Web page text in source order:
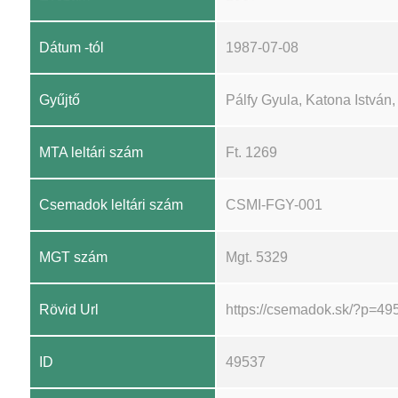
Dátum -tól 1987-07-08
Gyűjtő Pálfy Gyula, Katona
MTA leltári szám Ft. 1269
Csemadok leltári szám CSMI-FGY-001
MGT szám Mgt. 5329
Rövid Url https://csemadok.sk/
ID 49537